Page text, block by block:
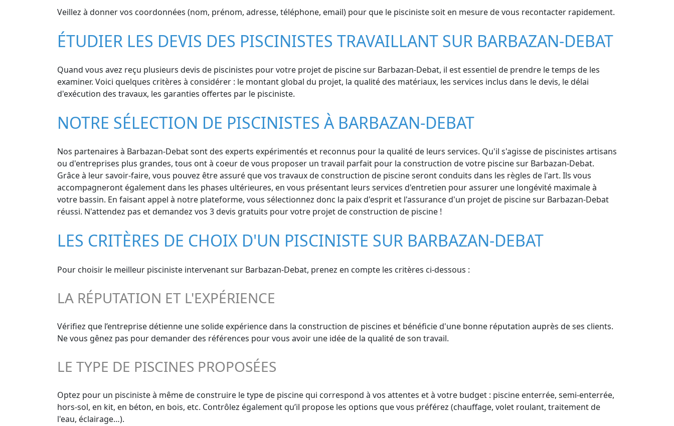
Veillez à donner vos coordonnées (nom, prénom, adresse, téléphone, email) pour que le pisciniste soit en mesure de vous recontacter rapidement.
ÉTUDIER LES DEVIS DES PISCINISTES TRAVAILLANT SUR BARBAZAN-DEBAT
Quand vous avez reçu plusieurs devis de piscinistes pour votre projet de piscine sur Barbazan-Debat, il est essentiel de prendre le temps de les
examiner. Voici quelques critères à considérer : le montant global du projet, la qualité des matériaux, les services inclus dans le devis, le délai
d'exécution des travaux, les garanties offertes par le pisciniste.
NOTRE SÉLECTION DE PISCINISTES À BARBAZAN-DEBAT
Nos partenaires à Barbazan-Debat sont des experts expérimentés et reconnus pour la qualité de leurs services. Qu'il s'agisse de piscinistes artisans
ou d'entreprises plus grandes, tous ont à coeur de vous proposer un travail parfait pour la construction de votre piscine sur Barbazan-Debat.
Grâce à leur savoir-faire, vous pouvez être assuré que vos travaux de construction de piscine seront conduits dans les règles de l'art. Ils vous
accompagneront également dans les phases ultérieures, en vous présentant leurs services d'entretien pour assurer une longévité maximale à
votre bassin. En faisant appel à notre plateforme, vous sélectionnez donc la paix d'esprit et l'assurance d'un projet de piscine sur Barbazan-Debat
réussi. N'attendez pas et demandez vos 3 devis gratuits pour votre projet de construction de piscine !
LES CRITÈRES DE CHOIX D'UN PISCINISTE SUR BARBAZAN-DEBAT
Pour choisir le meilleur pisciniste intervenant sur Barbazan-Debat, prenez en compte les critères ci-dessous :
LA RÉPUTATION ET L'EXPÉRIENCE
Vérifiez que l’entreprise détienne une solide expérience dans la construction de piscines et bénéficie d'une bonne réputation auprès de ses clients.
Ne vous gênez pas pour demander des références pour vous avoir une idée de la qualité de son travail.
LE TYPE DE PISCINES PROPOSÉES
Optez pour un pisciniste à même de construire le type de piscine qui correspond à vos attentes et à votre budget : piscine enterrée, semi-enterrée,
hors-sol, en kit, en béton, en bois, etc. Contrôlez également qu’il propose les options que vous préférez (chauffage, volet roulant, traitement de
l'eau, éclairage…).